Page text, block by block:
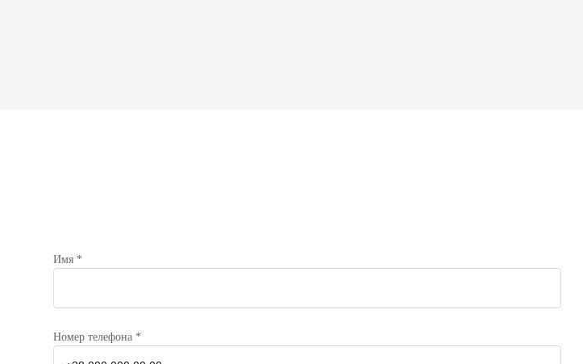
Имя *
Номер телефона *